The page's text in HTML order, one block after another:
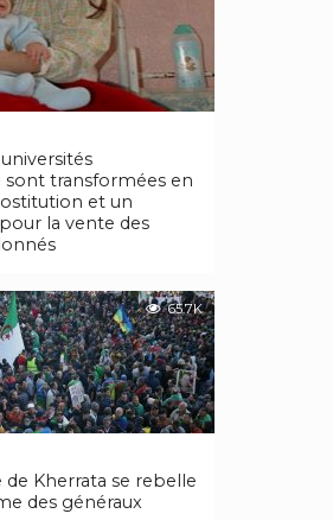
sont transformées en
et un
la vente des
65.7K
de Kherrata se rebelle
des généraux